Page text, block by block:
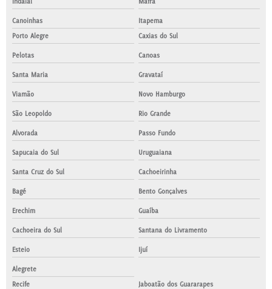
Canoinhas
Itapema
Porto Alegre
Caxias do Sul
Pelotas Canoas
Santa Maria Gravataí
Viamão Novo Hamburgo
São Leopoldo Rio Grande
Alvorada Passo Fundo
Sapucaia do Sul Uruguaiana
Santa Cruz do Sul Cachoeirinha
Bagé Bento Gonçalves
Erechim Guaíba
Cachoeira do Sul Santana do Livramento
Esteio Ijuí
Alegrete
Recife
Jaboatão dos Guararapes